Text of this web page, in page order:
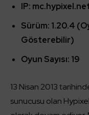
IP:
Sürüm: 1.20.4
Gösterebilir)
Oyun Sayısı: 19
13 Nisan 2013
sunucusu olan